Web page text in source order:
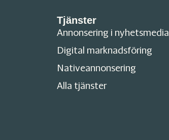
Tjänster
Annonsering i nyhetsmedia
Digital marknadsföring
Nativeannonsering
Alla tjänster